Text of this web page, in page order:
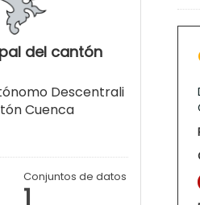
del cantón
Descentrali
Cuenca
Conjuntos de datos
1